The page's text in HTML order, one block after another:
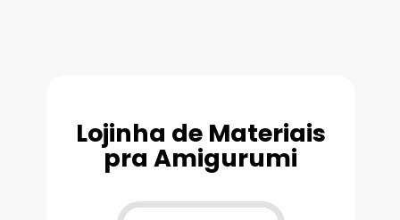
Lojinha de Materiais
pra Amigurumi